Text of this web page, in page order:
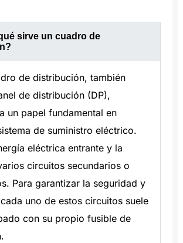
sirve un cuadro de
de distribución, también
de distribución (DP),
un papel fundamental en
de suministro eléctrico.
eléctrica entrante y la
circuitos secundarios o
Para garantizar la seguridad y
uno de estos circuitos suele
con su propio fusible de